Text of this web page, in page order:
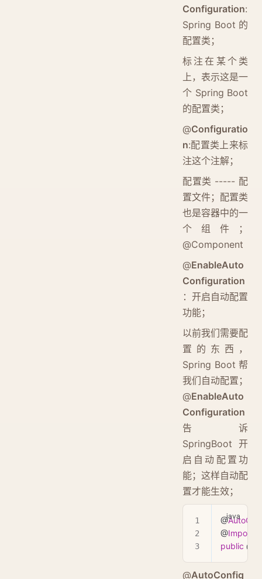
Configuration:
Spring Boot 的
配置类；
标注在某个类
上，表示这是一
个 Spring Boot
的配置类；
@Configuratio
n:配置类上来标
注这个注解；
配置类 ----- 配
置文件；配置类
也是容器中的一
个组件；
@Component
@EnableAuto
Configuration
：开启自动配置
功能；
以前我们需要配
置的东西，
Spring Boot 帮
我们自动配置；
@EnableAuto
Configuration
告诉
SpringBoot 开
启自动配置功
能；这样自动配
置才能生效；
@
@Import
public @
@AutoConfig